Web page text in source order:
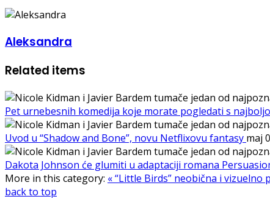
Aleksandra
Related items
Pet urnebesnih komedija koje morate pogledati s
Uvod u “Shadow and Bone”, novu Netflixovu fantasy maj
Dakota Johnson će glumiti u adaptaciji romana
More in this category: « “Little Birds” neobična i vizuelno
back to top